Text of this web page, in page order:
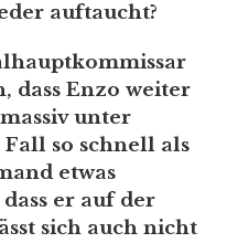
auftaucht?
dass Enzo weiter
unter
so schnell als
etwas
er auf der
sich auch nicht